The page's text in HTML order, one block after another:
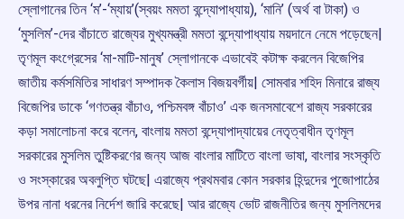
স্লোগানের তিন ‘ম’-‘ম্যায়’(স্বয়ং মমতা বন্দ্যোপাধ্যায়), ‘মানি’ (অর্থ বা টাকা) ও
‘মুসলিম’-দের বাঁচাতে রাজ্যের মুখ্যমন্ত্রী মমতা বন্দ্যোপাধ্যায় ময়দানে নেমে পড়েছেন|
তৃণমূল কংগ্রেসের ‘মা-মাটি-মানুষ’ স্লোগানকে এভাবেই কটাক্ষ করলেন বিজেপির
জাতীয় কর্মসমিতির সাধারণ সম্পাদক কৈলাস বিজয়বর্গীয়| সোমবার শহিদ মিনারে রাজ্য
বিজেপির ডাকে ‘গণতন্ত্র বাঁচাও, পশ্চিমবঙ্গ বাঁচাও’ এক জনসমাবেশে রাজ্য সরকারের
কড়া সমালোচনা করে বলেন, বাংলায় মমতা বন্দ্যোপাদ্যায়ের নেতৃত্বাধীন তৃণমূল
সরকারের মুসলিম তুষ্টিকরণের জন্য আজ বাংলার মাটিতে বাংলা ভাষা, বাংলার সংস্কৃতি
ও সংস্কারের অবলুপ্তি ঘটছে| এরাজ্যে প্রথমবার কোন সরকার হিন্দুদের পুজোপাঠের
উপর নানা ধরনের নির্দেশ জারি করেছে| আর রাজ্যে ভোট রাজনীতির জন্য মুসলিমদের